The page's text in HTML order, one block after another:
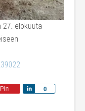
27. elokuuta
Pin 0
Share